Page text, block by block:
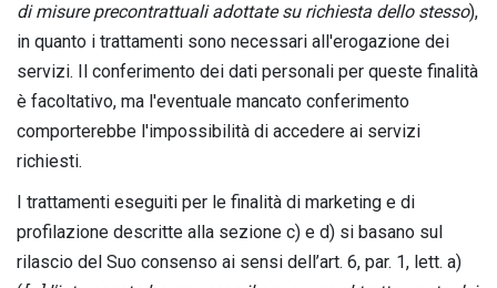
di misure precontrattuali adottate su richiesta dello stesso),
in quanto i trattamenti sono necessari all'erogazione dei
servizi. Il conferimento dei dati personali per queste finalità
è facoltativo, ma l'eventuale mancato conferimento
comporterebbe l'impossibilità di accedere ai servizi
richiesti.
I trattamenti eseguiti per le finalità di marketing e di
profilazione descritte alla sezione c) e d) si basano sul
rilascio del Suo consenso ai sensi dell’art. 6, par. 1, lett. a)